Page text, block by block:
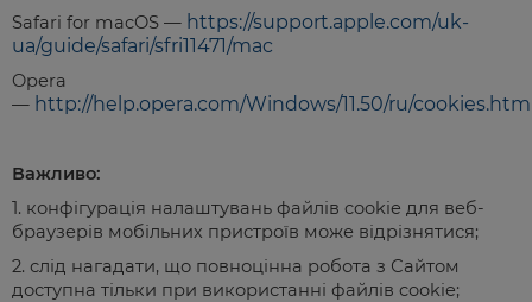
Safari for macOS — https://support.apple.com/uk-
ua/guide/safari/sfri11471/mac
Opera
— http://help.opera.com/Windows/11.50/ru/
Важливо:
1. конфігурація налаштувань файлів cookie для веб-
браузерів мобільних пристроїв може відрізнятися;
2. слід нагадати, що повноцінна робота з Сайтом
доступна тільки при використанні файлів cookie;